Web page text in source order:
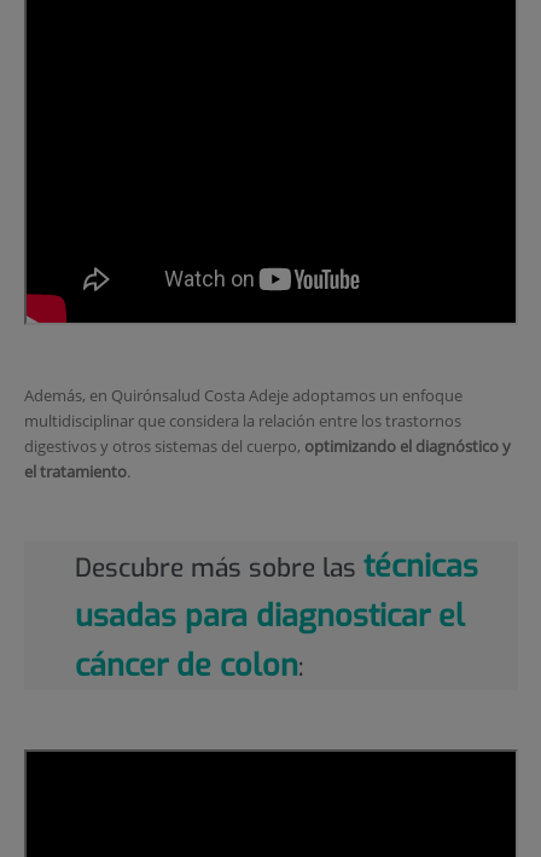
Además, en Quirónsalud Costa Adeje adoptamos un enfoque
multidisciplinar que considera la relación entre los trastornos
digestivos y otros sistemas del cuerpo, optimizando el diagnóstico y
el tratamiento.
Descubre más sobre las técnicas
usadas para diagnosticar el
cáncer de colon: